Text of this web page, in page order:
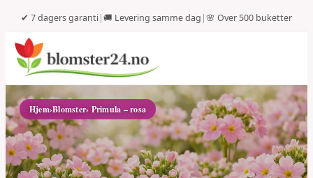
✔ 7 dagers garanti|🚚 Levering samme dag |🌸 Over 500 buketter
Hjem›Blomster› Primula – rosa